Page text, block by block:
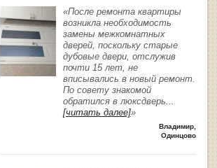
«После ремонта квартиры
возникла необходимость
замены межкомнатных
дверей, поскольку старые
дубовые двери, отслужив
почти 15 лет, не
вписывались в новый ремонт.
По совету знакомой
обратился в люксдверь...
[читать далее]»
Владимир,
Одинцово